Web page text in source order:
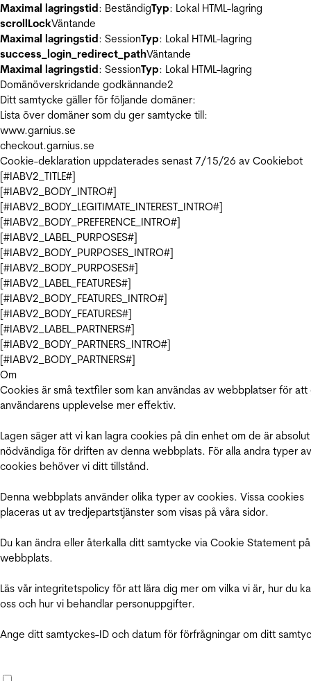
Maximal lagringstid: BeständigTyp: Lokal HTML-lagring
scrollLockVäntande
Maximal lagringstid: SessionTyp: Lokal HTML-lagring
success_login_redirect_pathVäntande
Maximal lagringstid: SessionTyp: Lokal HTML-lagring
Domänöverskridande godkännande2
Ditt samtycke gäller för följande domäner:
Lista över domäner som du ger samtycke till:
www.garnius.se
checkout.garnius.se
Cookie-deklaration uppdaterades senast 7/15/26 av Cookiebot
[#IABV2_TITLE#]
[#IABV2_BODY_INTRO#]
[#IABV2_BODY_LEGITIMATE_INTEREST_INTRO#]
[#IABV2_BODY_PREFERENCE_INTRO#]
[#IABV2_LABEL_PURPOSES#]
[#IABV2_BODY_PURPOSES_INTRO#]
[#IABV2_BODY_PURPOSES#]
[#IABV2_LABEL_FEATURES#]
[#IABV2_BODY_FEATURES_INTRO#]
[#IABV2_BODY_FEATURES#]
[#IABV2_LABEL_PARTNERS#]
[#IABV2_BODY_PARTNERS_INTRO#]
[#IABV2_BODY_PARTNERS#]
Om
Cookies är små textfiler som kan användas av webbplatser för att
användarens upplevelse mer effektiv.
Lagen säger att vi kan lagra cookies på din enhet om de är absolut
nödvändiga för driften av denna webbplats. För alla andra typer av
cookies behöver vi ditt tillstånd.
Denna webbplats använder olika typer av cookies. Vissa cookies
placeras ut av tredjepartstjänster som visas på våra sidor.
Du kan ändra eller återkalla ditt samtycke via Cookie Statement
webbplats.
Läs vår integritetspolicy för att lära dig mer om vilka vi är, hur du
oss och hur vi behandlar personuppgifter.
Ange ditt samtyckes-ID och datum för förfrågningar om ditt